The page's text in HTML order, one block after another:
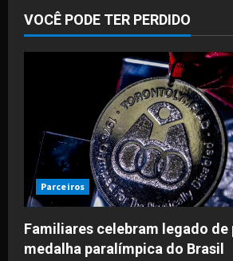
VOCÊ PODE TER PERDIDO
Parceiros
Familiares celebram legado de
medalha paralímpica do Brasil